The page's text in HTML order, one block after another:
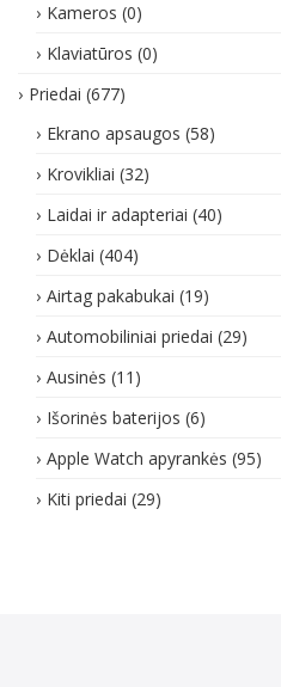
Kameros (0)
Klaviatūros (0)
Priedai (677)
Ekrano apsaugos (58)
Krovikliai (32)
Laidai ir adapteriai (40)
Dėklai (404)
Airtag pakabukai (19)
Automobiliniai priedai (29)
Ausinės (11)
Išorinės baterijos (6)
Apple Watch apyrankės (95)
Kiti priedai (29)